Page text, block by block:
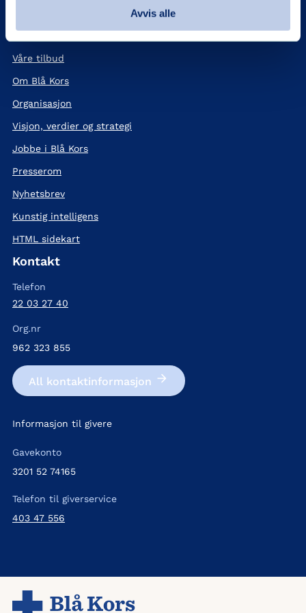
Avvis alle
Våre tilbud
Om Blå Kors
Organisasjon
Visjon, verdier og strategi
Jobbe i Blå Kors
Presserom
Nyhetsbrev
Kunstig intelligens
HTML sidekart
Kontakt
Telefon
22 03 27 40
Org.nr
962 323 855
All kontakt­informasjon
Informasjon til givere
Gavekonto
3201 52 74165
Telefon til giverservice
403 47 556